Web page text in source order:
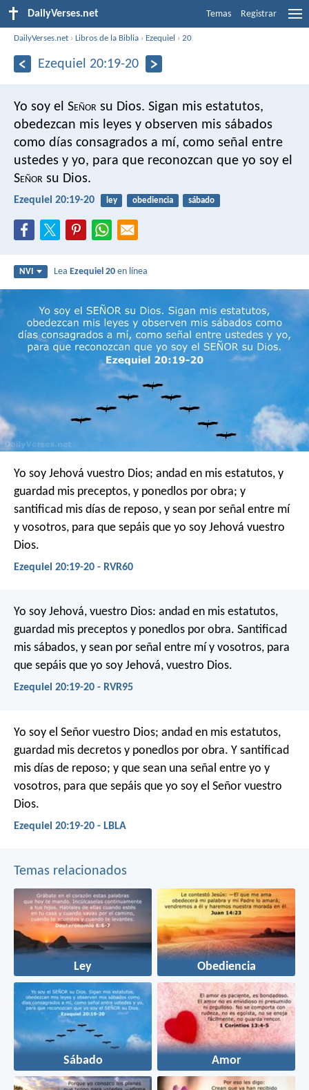
DailyVerses.net Temas Registrar
DailyVerses.net ›Libros de la Biblia › Ezequiel ›20
Ezequiel 20:19-20
Yo soy el Señor su Dios. Sigan mis estatutos,
obedezcan mis leyes y observen mis sábados
como días consagrados a mí, como señal entre
ustedes y yo, para que reconozcan que yo soy el
Señor su Dios.
Ezequiel 20:19-20 ley obediencia sábado
NVI LeaEzequiel 20 en línea
Yo soy Jehová vuestro Dios; andad en mis estatutos, y
guardad mis preceptos, y ponedlos por obra; y
santificad mis días de reposo, y sean por señal entre mí
y vosotros, para que sepáis que yo soy Jehová vuestro
Dios.
Ezequiel 20:19-20 - RVR60
Yo soy Jehová, vuestro Dios: andad en mis estatutos,
guardad mis preceptos y ponedlos por obra. Santificad
mis sábados, y sean por señal entre mí y vosotros, para
que sepáis que yo soy Jehová, vuestro Dios.
Ezequiel 20:19-20 - RVR95
Yo soy el Señor vuestro Dios; andad en mis estatutos,
guardad mis decretos y ponedlos por obra. Y santificad
mis días de reposo; y que sean una señal entre yo y
vosotros, para que sepáis que yo soy el Señor vuestro
Dios.
Ezequiel 20:19-20 - LBLA
Temas relacionados
Ley Obediencia
Sábado Amor